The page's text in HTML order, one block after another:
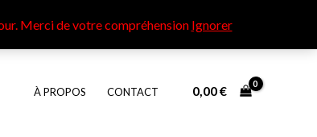
Merci de votre compréhension Ignorer
À PROPOS CONTACT 0,00€